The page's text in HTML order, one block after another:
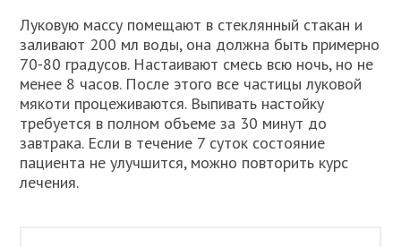
Луковую массу помещают в стеклянный стакан и
заливают 200 мл воды, она должна быть примерно
70-80 градусов. Настаивают смесь всю ночь, но не
менее 8 часов. После этого все частицы луковой
мякоти процеживаются. Выпивать настойку
требуется в полном объеме за 30 минут до
завтрака. Если в течение 7 суток состояние
пациента не улучшится, можно повторить курс
лечения.